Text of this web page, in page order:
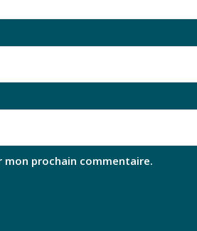
prochain commentaire.